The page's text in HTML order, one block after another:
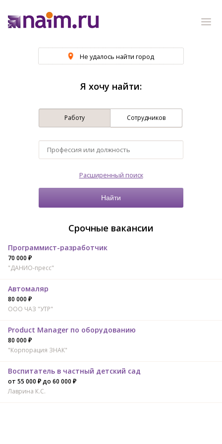
Не удалось найти город
Я хочу найти:
Работу Сотрудников
Расширенный поиск
Срочные вакансии
Программист-разработчик
70 000 ₽
"ДАНИО-пресс"
Автомаляр
80 000 ₽
ООО ЧАЗ "УТР"
Product Manager по оборудованию
80 000 ₽
"Корпорация ЗНАК"
Воспитатель в частный детский сад
от 55 000 ₽ до 60 000 ₽
Лаврина К.С.